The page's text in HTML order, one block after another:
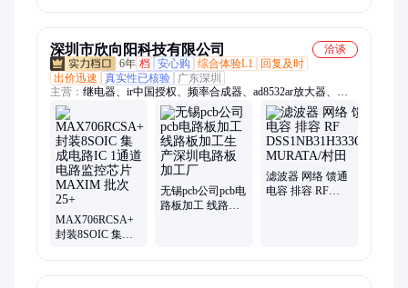
深圳市欣向阳科技有限公司
洽谈
6年 档 安心购 综合体验L1
回复及时
出价迅速
真实性已核验
广东深圳
主营： 继电器、ir中国授权、频率合成器、ad8532ar放大器、
ad828arz放大器、ad829jrz放大器、ad818arz放大器、ad8031arz放
大器、ad8058arz放大器、ad8532arz放大器、ad8001arz放大器、
ad8307arz放大器、ad8651armz放大器、ad8099ardz放大器、
ad8534aruz放大器、ad706jr通用运放、op42gsz精密运放、
op90gpz通用运放、ad8417brmz放大器、op07csz精密运放、
ad712jrz精密运放、hmc326ms8ge放大器、op490gsz通用运放、
op162gsz精密运放、ad848jrz通用运放
MAX706RCSA+
封装8SOIC 集成
无锡pcb公司pcb电
路板加工 线路板
滤波器 网络 馈通
电容 排容 RF